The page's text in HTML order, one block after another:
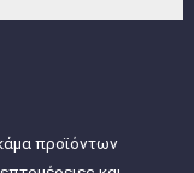
προϊόντων